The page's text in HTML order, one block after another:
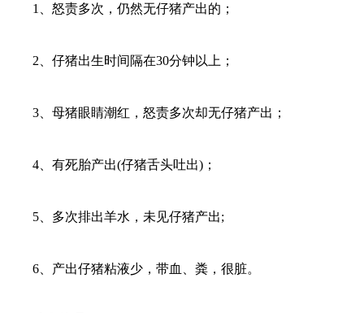
1、怒责多次，仍然无仔猪产出的；
2、仔猪出生时间隔在30分钟以上；
3、母猪眼睛潮红，怒责多次却无仔猪产出；
4、有死胎产出(仔猪舌头吐出)；
5、多次排出羊水，未见仔猪产出;
6、产出仔猪粘液少，带血、粪，很脏。